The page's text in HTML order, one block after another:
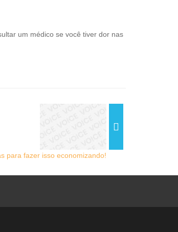
um médico se você tiver dor nas
para fazer isso economizando!